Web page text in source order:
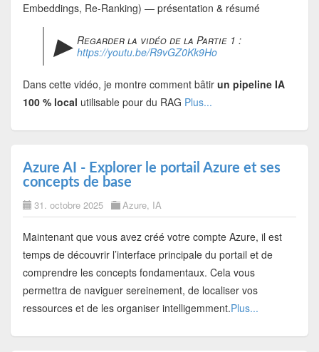
Embeddings, Re-Ranking) — présentation & résumé
▶︎ Regarder la vidéo de la Partie 1 :
https://youtu.be/R9vGZ0Kk9Ho
Dans cette vidéo, je montre comment bâtir un pipeline IA
100 % local utilisable pour du RAG Plus...
Azure AI - Explorer le portail Azure et ses
concepts de base
31. octobre 2025 Azure, IA
Maintenant que vous avez créé votre compte Azure, il est
temps de découvrir l’interface principale du portail et de
comprendre les concepts fondamentaux. Cela vous
permettra de naviguer sereinement, de localiser vos
ressources et de les organiser intelligemment.Plus...